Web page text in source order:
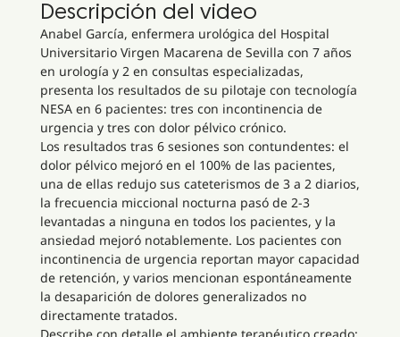
Descripción del video
Anabel García, enfermera urológica del Hospital
Universitario Virgen Macarena de Sevilla con 7 años
en urología y 2 en consultas especializadas,
presenta los resultados de su pilotaje con tecnología
NESA en 6 pacientes: tres con incontinencia de
urgencia y tres con dolor pélvico crónico.
Los resultados tras 6 sesiones son contundentes: el
dolor pélvico mejoró en el 100% de las pacientes,
una de ellas redujo sus cateterismos de 3 a 2 diarios,
la frecuencia miccional nocturna pasó de 2-3
levantadas a ninguna en todos los pacientes, y la
ansiedad mejoró notablemente. Los pacientes con
incontinencia de urgencia reportan mayor capacidad
de retención, y varios mencionan espontáneamente
la desaparición de dolores generalizados no
directamente tratados.